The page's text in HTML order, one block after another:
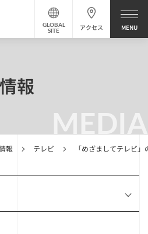
アクセス
GLOBAL
SITE
MEDIA
報 テレビ 「めざましてテレビ
報